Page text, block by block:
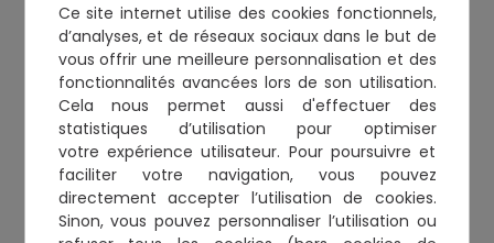
Ce site internet utilise des cookies fonctionnels,
d’analyses, et de réseaux sociauxdans le but de
vous offrir une meilleure personnalisation et des
fonctionnalités avancées lors de son utilisation.
Cela nous permet aussi d'effectuerdes
statistiques d’utilisationpour optimiser
votre expérience utilisateur. Pour poursuivre et
faciliter votre navigation, vous pouvez
directement accepter l’utilisation de cookies.
Sinon, vous pouvez personnaliser l’utilisation ou
Informations complémentaires
Année de Serment :2023
Toque :49
Cabinets et établissements